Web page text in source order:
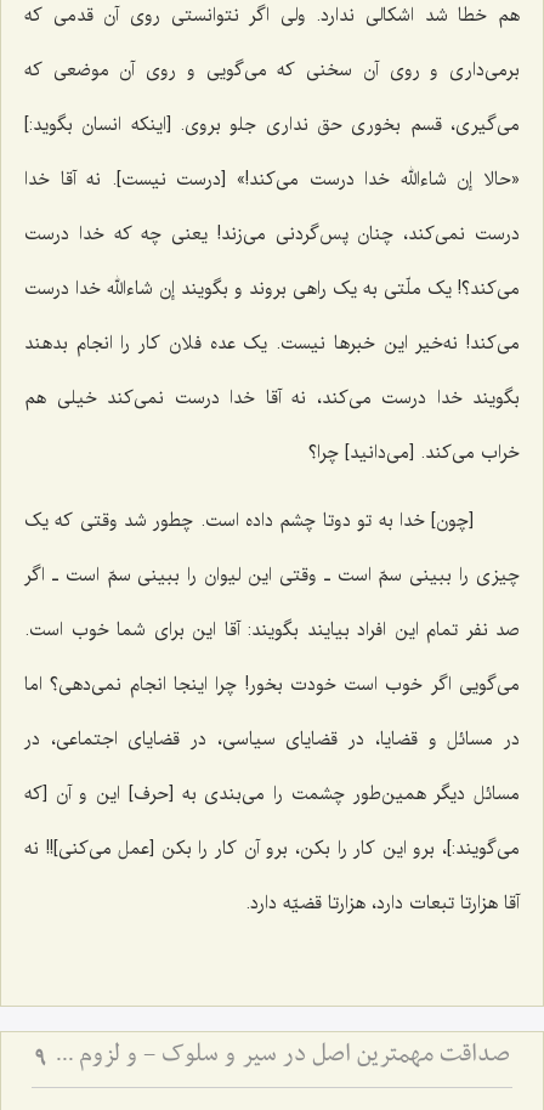
هم خطا شد اشکالی ندارد. ولی اگر نتوانستی روی آن قدمی که
برمی‌داری و روی آن سخنی که می‌گویی و روی آن موضعی که
می‌گیری، قسم بخوری حق نداری جلو بروی. [اینکه انسان بگوید:]
«حالا إن شاءالله خدا درست می‌کند!» [درست نیست]. نه آقا خدا
درست نمی‌کند، چنان پس‌گردنی می‌زند! یعنی چه که خدا درست
می‌کند؟! یک ملّتی به یک راهی بروند و بگویند إن شاءالله خدا درست
می‌کند! نه‌خیر این خبرها نیست. یک عده فلان کار را انجام بدهند
بگویند خدا درست می‌کند، نه آقا خدا درست نمی‌کند خیلی هم
خراب می‌کند. [می‌دانید] چرا؟
[چون] خدا به تو دوتا چشم داده است. چطور شد وقتی که یک
چیزی را ببینی سمّ است ـ وقتی این لیوان را ببینی سمّ است ـ اگر
صد نفر تمام این افراد بیایند بگویند: آقا این برای شما خوب است.
می‌گویی اگر خوب است خودت بخور! چرا اینجا انجام نمی‌دهی؟ اما
در مسائل و قضایا، در قضایای سیاسی، در قضایای اجتماعی، در
مسائل دیگر همین‌طور چشمت را می‌بندی به [حرف] این و آن [که
می‌گویند:]، برو این کار را بکن، برو آن کار را بکن [عمل می‌کنی]!! نه
آقا هزارتا تبعات دارد، هزارتا قضیّه دارد.
صداقت مهمترین اصل در سیر و سلوک - و لزوم استقامت در مسیر حق 9